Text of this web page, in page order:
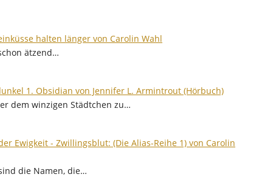
halten länger von Carolin Wahl
ätzend…
1. Obsidian von Jennifer L. Armintrout (Hörbuch)
dem winzigen Städtchen zu…
Ewigkeit - Zwillingsblut: (Die Alias-Reihe 1) von Carolin
die Namen, die…